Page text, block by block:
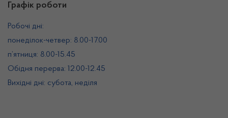
Графік роботи
Робочі дні:
понеділок-четвер: 8.00-17.00
п’ятниця: 8.00-15.45
Обідня перерва: 12.00-12.45
Вихідні дні: субота, неділя